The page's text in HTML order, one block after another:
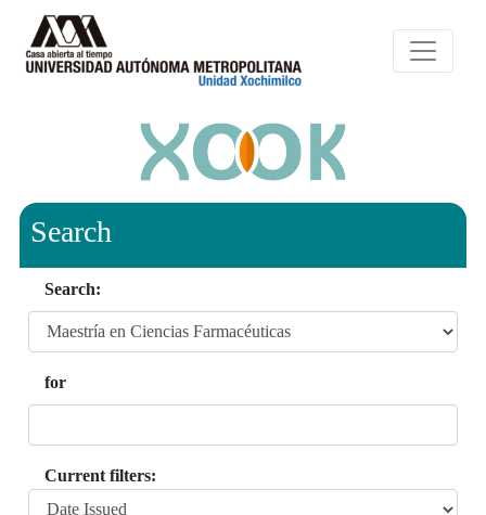
Search
Search:
for
Current filters: